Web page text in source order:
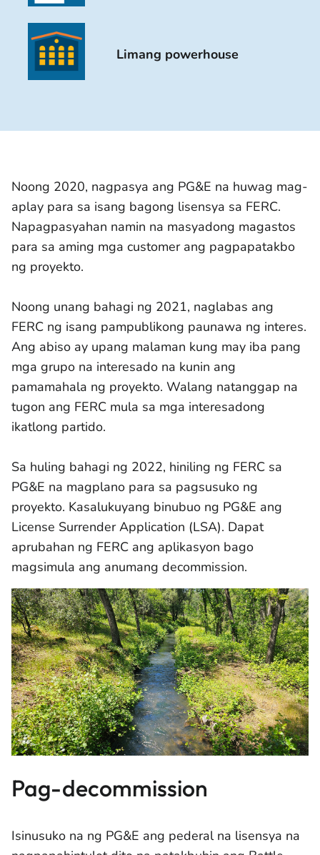
Limang powerhouse
Noong 2020, nagpasya ang PG&E na huwag mag-
aplay para sa isang bagong lisensya sa FERC.
Napagpasyahan namin na masyadong magastos
para sa aming mga customer ang pagpapatakbo
ng proyekto.
Noong unang bahagi ng 2021, naglabas ang
FERC ng isang pampublikong paunawa ng interes.
Ang abiso ay upang malaman kung may iba pang
mga grupo na interesado na kunin ang
pamamahala ng proyekto. Walang natanggap na
tugon ang FERC mula sa mga interesadong
ikatlong partido.
Sa huling bahagi ng 2022, hiniling ng FERC sa
PG&E na magplano para sa pagsusuko ng
proyekto. Kasalukuyang binubuo ng PG&E ang
License Surrender Application (LSA). Dapat
aprubahan ng FERC ang aplikasyon bago
magsimula ang anumang decommission.
Pag-decommission
Isinusuko na ng PG&E ang pederal na lisensya na